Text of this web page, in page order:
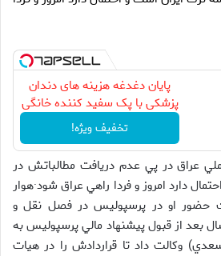
پایان دغدغه هزینه های دندان
پزشکی با پک سفید کننده خانگی
تخفیف ویژه!
عراق در پي عدم دريافت مطالباتش در
دارد امروز و فردا راهي عراق شود·هوار
حضور او در پرسپوليس در فصل نقل و
بعد از قبول پيشنهاد مالي پرسپوليس به
وكالت داد تا قراردادش را در هيات